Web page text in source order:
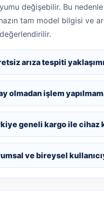
değişebilir. Bu
tam model bilgisi ve
arıza tespiti yaklaşımı
olmadan işlem
geneli kargo ile cihaz
ve bireysel